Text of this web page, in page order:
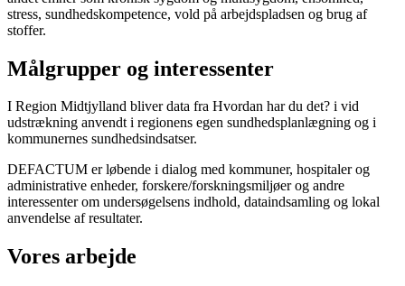
stress, sundhedskompetence, vold på arbejdspladsen og brug af
stoffer.
Målgrupper og interessenter
I Region Midtjylland bliver data fra Hvordan har du det? i vid
udstrækning anvendt i regionens egen sundhedsplanlægning og i
kommunernes sundhedsindsatser.
DEFACTUM er løbende i dialog med kommuner, hospitaler og
administrative enheder, forskere/forskningsmiljøer og andre
interessenter om undersøgelsens indhold, dataindsamling og lokal
anvendelse af resultater.
Vores arbejde